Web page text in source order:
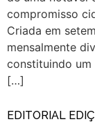
compromisso
Criada em
mensalmente
constituindo um
[…]
EDITORIAL